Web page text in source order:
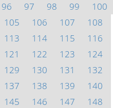
96 97 98 99
100
105 106 107
108
113 114 115
116
121 122 123
124
129 130 131
132
137 138 139
140
145 146 147
148